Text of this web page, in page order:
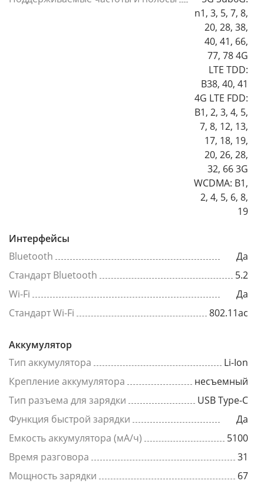
n1, 3, 5, 7, 8,
20, 28, 38,
40, 41, 66,
77, 78 4G
LTE TDD:
B38, 40, 41
4G LTE FDD:
B1, 2, 3, 4, 5,
7, 8, 12, 13,
17, 18, 19,
20, 26, 28,
32, 66 3G
WCDMA: B1,
2, 4, 5, 6, 8,
19
Интерфейсы
Bluetooth
Да
Стандарт Bluetooth
5.2
Wi-Fi
Да
Стандарт Wi-Fi
802.11ac
Аккумулятор
Тип аккумулятора
Li-Ion
Крепление аккумулятора
несъемный
Тип разъема для зарядки
USB Type-C
Функция быстрой зарядки
Да
Емкость аккумулятора (мА/ч)
5100
Время разговора
31
Мощность зарядки
67